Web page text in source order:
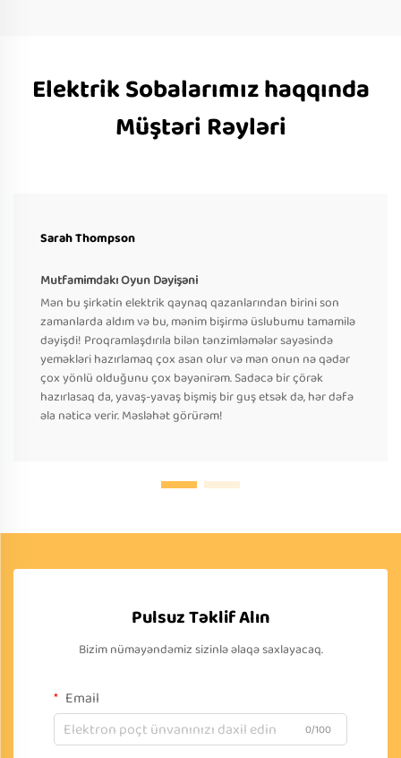
Elektrik Sobalarımız haqqında
Müştəri Rəyləri
Sarah Thompson
Mutfamimdakı Oyun Dəyişəni
Mən bu şirkətin elektrik qaynaq qazanlarından birini son
zamanlarda aldım və bu, mənim bişirmə üslubumu tamamilə
dəyişdi! Proqramlaşdırıla bilən tənzimləmələr sayəsində
yeməkləri hazırlamaq çox asan olur və mən onun nə qədər
çox yönlü olduğunu çox bəyənirəm. Sadəcə bir çörək
hazırlasaq da, yavaş-yavaş bişmiş bir guş etsək də, hər dəfə
əla nəticə verir. Məsləhət görürəm!
Pulsuz Təklif Alın
Bizim nümayəndəmiz sizinlə əlaqə saxlayacaq.
Email
0/100